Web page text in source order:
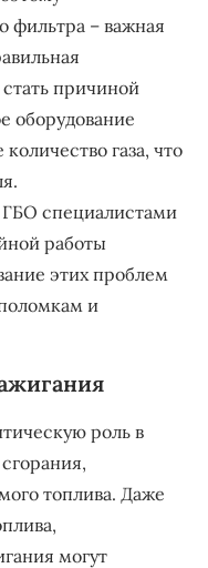
фильтра – важная
причиной
оборудование
газа, что
специалистами
работы
этих проблем
и
роль в
топлива. Даже
могут